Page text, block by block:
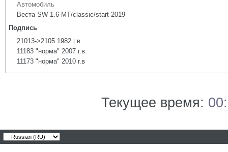
Автомобиль
Веста SW 1.6 МТ/classic/start 2019
Подпись
21013->2105 1982 г.в.
11183 "норма" 2007 г.в.
11173 "норма" 2010 г.в
Текущее время: